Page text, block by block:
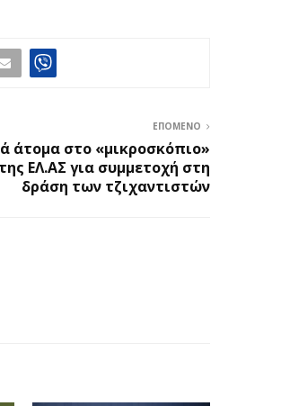
ΕΠΌΜΕΝΟ
άτομα στο «μικροσκόπιο»
της ΕΛ.ΑΣ για συμμετοχή στη
δράση των τζιχαντιστών